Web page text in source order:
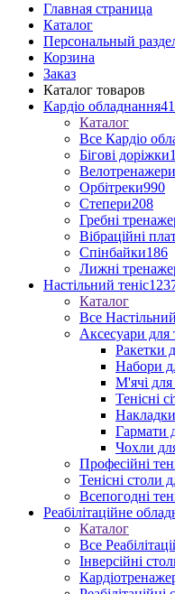
Главная страница
Каталог
Персональный
Корзина
Заказ
Каталог товаров
Кардіо обладнання
Каталог
Все Кардіо
Бігові доріжки
Велотренажери
Орбітреки990
Степери208
Гребні
Вібраційні
Спінбайки186
Лижні
Настільний теніс
Каталог
Все
Аксесуари для
Ракетки
Набори
М'ячі для
Тенісні
Накладки
Гармати
Чохли
Професійні
Тенісні столи
Всепогодні
Реабілітаційне
Каталог
Все
Інверсійні